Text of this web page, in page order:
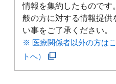
情報を集約したものです
般の方に対する情報提供
い事をご了承ください。
※ 医療関係者以外の方は
トへ）